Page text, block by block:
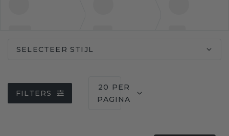
SELECTEER STIJL
FILTERS
20 PER
PAGINA